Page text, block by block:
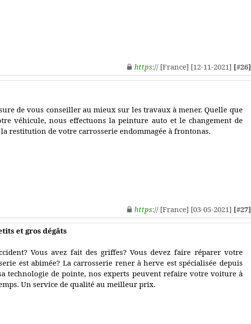
https:// [France] [12-11-2021] [#26]
de vous conseiller au mieux sur les travaux à mener. Quelle que
véhicule, nous effectuons la peinture auto et le changement de
restitution de votre carrosserie endommagée à frontonas.
https:// [France] [03-05-2021] [#27]
et gros dégâts
Vous avez fait des griffes? Vous devez faire réparer votre
est abimée? La carrosserie rener à herve est spécialisée depuis
technologie de pointe, nos experts peuvent refaire votre voiture à
Un service de qualité au meilleur prix.